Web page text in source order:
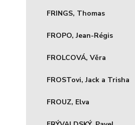
FRINGS, Thomas
FROPO, Jean-Régis
FROLCOVÁ, Věra
FROSTovi, Jack a Trisha
FROUZ, Elva